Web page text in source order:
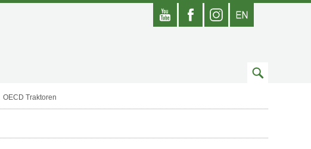
Youtube FacebookInstagram
Zum
OECD Traktoren